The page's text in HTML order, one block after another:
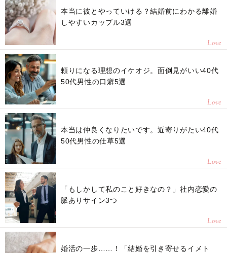
本当に彼とやっていける？結婚前にわかる離婚
しやすいカップル3選
Love
頼りになる理想のイケオジ。面倒見がいい40代
50代男性の口癖5選
Love
本当は仲良くなりたいです。近寄りがたい40代
50代男性の仕草5選
Love
「もしかして私のこと好きなの？」社内恋愛の
脈ありサイン3つ
Love
婚活の一歩……！「結婚を引き寄せるイメト